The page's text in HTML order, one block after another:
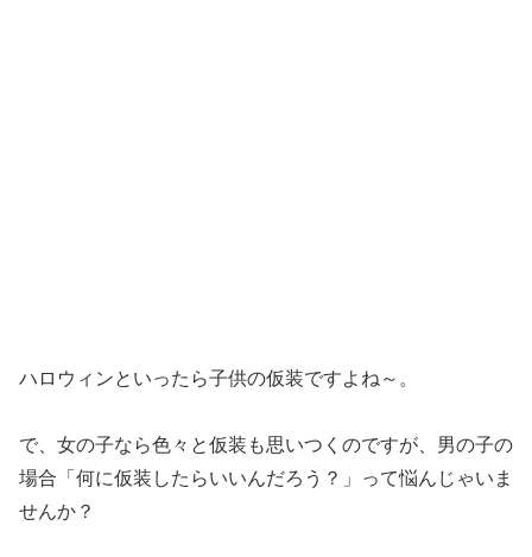
ハロウィンといったら子供の仮装ですよね～。
で、女の子なら色々と仮装も思いつくのですが、男の子の
場合「何に仮装したらいいんだろう？」って悩んじゃいま
せんか？